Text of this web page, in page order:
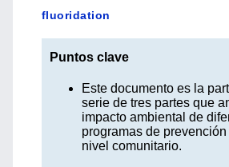
fluoridation
Puntos clave
Este documento es la
serie de tres partes que
impacto ambiental de
programas de
nivel comunitario.